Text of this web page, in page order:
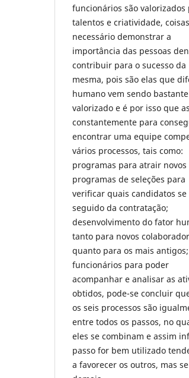
funcionários são valorizados
talentos e criatividade,
necessário demonstrar a
importância das pessoas
contribuir para o sucesso da
mesma, pois são elas que
humano vem sendo bastante
valorizado e é por isso que
constantemente para
encontrar uma equipe
vários processos, tais como:
programas para atrair
programas de seleções para
verificar quais candidatos
seguido da contratação;
desenvolvimento do fator
tanto para novos
quanto para os mais
funcionários para poder
acompanhar e analisar as
obtidos, pode-se concluir
os seis processos são
entre todos os passos, no
eles se combinam e assim
passo for bem utilizado
a favorecer os outros, mas